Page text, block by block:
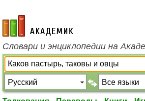
academic.ru
Словари и энциклопедии на